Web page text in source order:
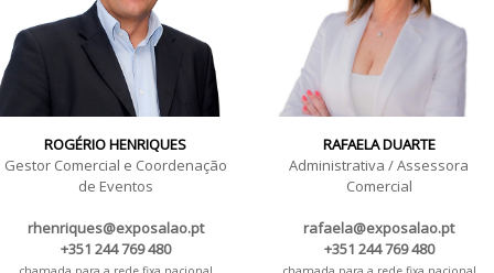
ROGÉRIO HENRIQUES
Gestor Comercial e Coordenação
de Eventos
rhenriques@exposalao.pt
+351 244 769 480
RAFAELA DUARTE
Administrativa / Assessora
Comercial
rafaela@exposalao.pt
+351 244 769 480